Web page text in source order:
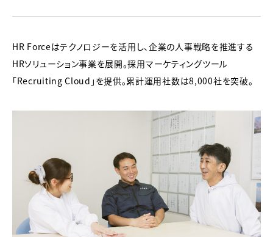
HR Forceはテクノロジーを活用し、企業の人事戦略を推進する
HRソリューション事業を展開。採用マーケティングツール
「Recruiting Cloud」を提供。累計運用社数は8,000社を突破。